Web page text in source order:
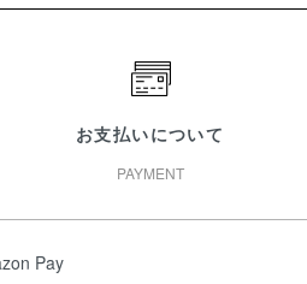
お支払いについて
PAYMENT
Pay